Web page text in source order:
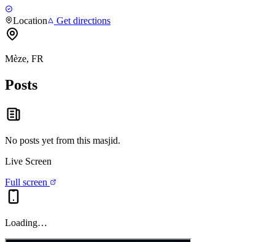
Location Get directions
Mèze, FR
Posts
No posts yet from this masjid.
Live Screen
Full screen
Loading…